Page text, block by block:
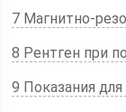
7 Магнитно-
8 Рентген при
9 Показания